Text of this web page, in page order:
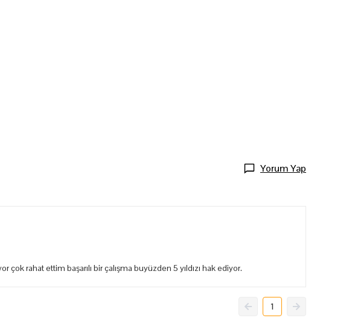
Yorum Yap
çok rahat ettim başarılı bir çalışma buyüzden 5 yıldızı hak ediyor.
1